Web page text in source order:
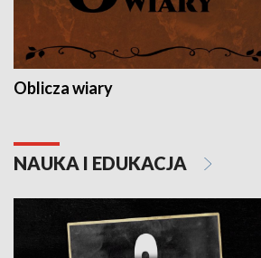
Oblicza wiary
NAUKA I EDUKACJA